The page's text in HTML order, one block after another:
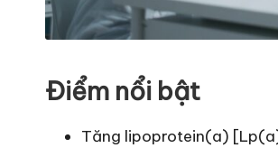
Điểm nổi bật
Tăng lipoprotein(a)